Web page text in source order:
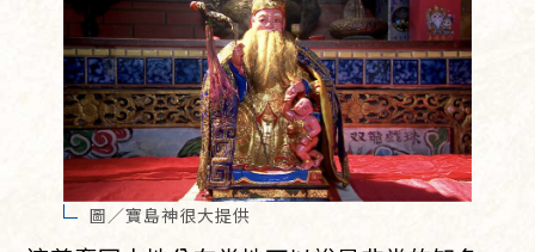
圖／寶島神很大提供